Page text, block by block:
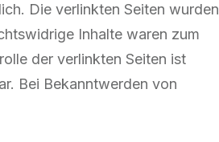
Die verlinkten Seiten wurden
Inhalte waren zum
der verlinkten Seiten ist
Bei Bekanntwerden von